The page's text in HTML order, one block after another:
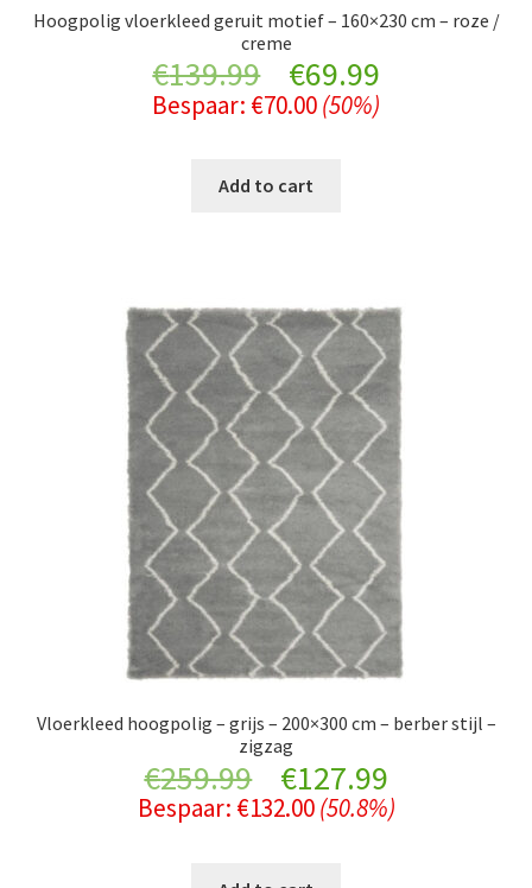
Hoogpolig vloerkleed geruit motief – 160×230 cm – roze /
creme
€139.99
Original
price
was:
€69.99Current
Bespaar: €70.00(50%)
Add to cart
Vloerkleed hoogpolig – grijs – 200×300 cm – berber stijl –
zigzag
€259.99
Original
price
€127.99Current
price
Bespaar: €132.00 (50.8%)